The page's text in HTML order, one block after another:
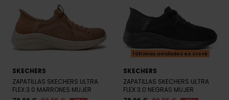
SKECHERS
ZAPATILLAS SKECHERS ULTRA
FLEX 3.0 MARRONES MUJER
Últimas unidades en stock
SKECHERS
ZAPATILLAS SKECHERS ULTRA
FLEX 3.0 NEGRAS MUJER